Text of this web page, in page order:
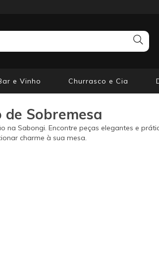
e Vinho Churrasco e Cia
de Sobremesa
na Sabongi. Encontre peças elegantes e
charme à sua mesa.